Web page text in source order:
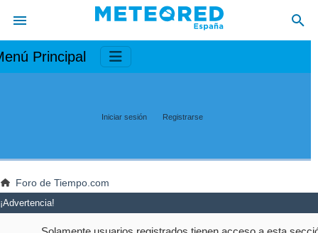
Principal
Iniciar sesión Registrarse
Foro de Tiempo.com
¡Advertencia!